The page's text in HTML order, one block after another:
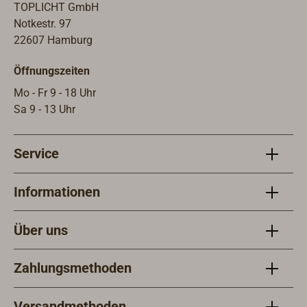
auslaufend. Passt daher nicht zu den
DAVEY Relingfüßen aus unserem
Sortiment.
TOPLICHT GmbH
Notkestr. 97
22607 Hamburg
Öffnungszeiten
Mo - Fr 9 - 18 Uhr
Sa 9 - 13 Uhr
Service
Informationen
Über uns
Zahlungsmethoden